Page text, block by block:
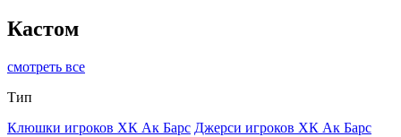
Кастом
смотреть все
Тип
Клюшки игроков ХК Ак Барс Джерси игроков ХК Ак Барс